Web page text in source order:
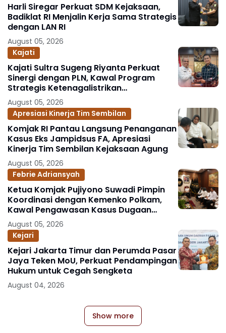
Harli Siregar Perkuat SDM Kejaksaan,
Badiklat RI Menjalin Kerja Sama Strategis
dengan LAN RI
August 05, 2026
Kajati
Kajati Sultra Sugeng Riyanta Perkuat
Sinergi dengan PLN, Kawal Program
Strategis Ketenagalistrikan
Berlandaskan Kepastian Hukum
August 05, 2026
Apresiasi Kinerja Tim Sembilan
Komjak RI Pantau Langsung Penanganan
Kasus Eks Jampidsus FA, Apresiasi
Kinerja Tim Sembilan Kejaksaan Agung
August 05, 2026
Febrie Adriansyah
Ketua Komjak Pujiyono Suwadi Pimpin
Koordinasi dengan Kemenko Polkam,
Kawal Pengawasan Kasus Dugaan
Korupsi dan TPPU Eks Jampidsus FA
August 05, 2026
Kejari
Kejari Jakarta Timur dan Perumda Pasar
Jaya Teken MoU, Perkuat Pendampingan
Hukum untuk Cegah Sengketa
August 04, 2026
Show more